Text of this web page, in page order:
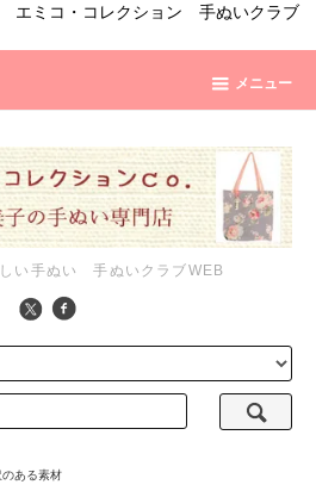
エミコ・コレクション 手ぬいクラブ
メニュー
い手ぬい 手ぬいクラブWEB
ある素材